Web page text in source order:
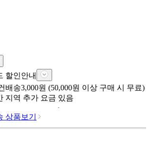
할인안내
배송3,000원 (50,000원 이상 구매 시 무료)
지역 추가 요금 있음
상품보기